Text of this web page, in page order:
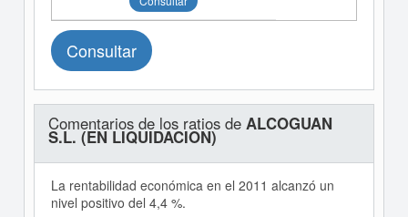
Consultar
Comentarios de los ratios de ALCOGUAN
S.L. (EN LIQUIDACION)
La rentabilidad económica en el 2011 alcanzó un
nivel positivo del 4,4 %.